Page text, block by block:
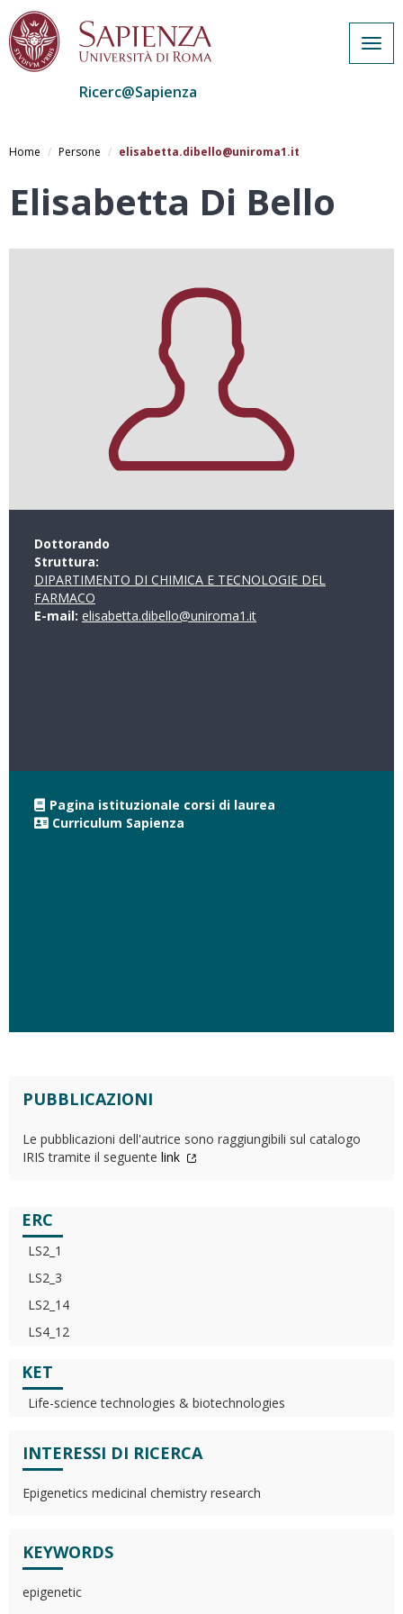
al
principale
Ricerc@Sapienza
Home Persone elisabetta.dibello@uniroma1.it
Elisabetta Di Bello
Dottorando
Struttura:
DIPARTIMENTO DI CHIMICA E TECNOLOGIE DEL
FARMACO
E-mail: elisabetta.dibello@uniroma1.it
Pagina istituzionale corsi di laurea
Curriculum Sapienza
PUBBLICAZIONI
Le pubblicazioni dell'autrice sono raggiungibili sul catalogo
IRIS tramite il seguente link
ERC
LS2_1
LS2_3
LS2_14
LS4_12
KET
Life-science technologies & biotechnologies
INTERESSI DI RICERCA
Epigenetics medicinal chemistry research
KEYWORDS
epigenetic